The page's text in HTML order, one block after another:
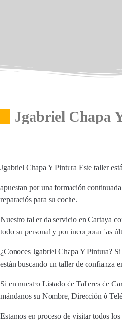
Jgabriel Chapa
Jgabriel Chapa Y Pintura Este taller
apuestan por una formación
reparaciós para su coche.
Nuestro taller da servicio en Cartaya
todo su personal y por incorporar las
¿Conoces Jgabriel Chapa Y Pintura?
están buscando un taller de confianza
Si en nuestro Listado de Talleres de
mándanos su Nombre, Dirección ó
Estamos en proceso de visitar todos